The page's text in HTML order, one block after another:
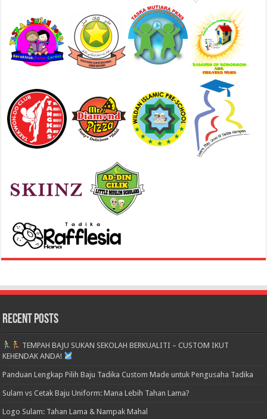
Recent Posts
TEMPAH BAJU SUKAN SEKOLAH BERKUALITI – CUSTOM IKUT
KEHENDAK ANDA!
Panduan Lengkap Pilih Baju Tadika Custom Made untuk Pengusaha Tadika
Sulam vs Cetak Baju Uniform: Mana Lebih Tahan Lama?
Logo Sulam: Tahan Lama & Nampak Mahal